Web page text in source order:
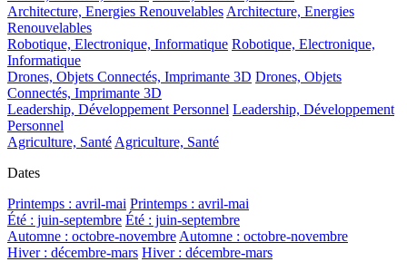
Architecture, Energies RenouvelablesArchitecture, Energies
Renouvelables
Robotique, Electronique, Informatique Robotique, Electronique,
Informatique
Drones, Objets Connectés, Imprimante 3D Drones, Objets
Connectés, Imprimante 3D
Leadership, Développement Personnel Leadership, Développement
Personnel
Agriculture, SantéAgriculture, Santé
Dates
Printemps : avril-mai Printemps : avril-mai
Été : juin-septembre Été : juin-septembre
Automne : octobre-novembreAutomne : octobre-novembre
Hiver : décembre-mars Hiver : décembre-mars